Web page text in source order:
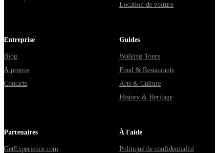
Location de voiture
Entreprise
Blog
À propos
Contacts
Guides
Walking Tours
Food & Restaurants
Arts & Culture
History & Heritage
Partenaires
GetExperience.com
À l'aide
Politique de confidentialité